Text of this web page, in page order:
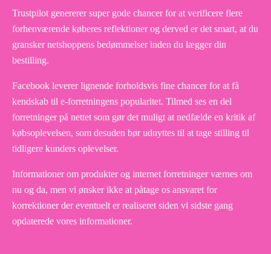
Trustpilot genererer super gode chancer for at verificere flere
forhenværende køberes reflektioner og derved er det smart, at du
gransker netshoppens bedømmelser inden du lægger din
bestilling.
Facebook leverer lignende forholdsvis fine chancer for at få
kendskab til e-forretningens popularitet. Tilmed ses en del
forretninger på nettet som gør det muligt at nedfælde en kritik af
købsoplevelsen, som desuden bør udnyttes til at tage stilling til
tidligere kunders oplevelser.
Informationer om produkter og internet forretninger værnes om
nu og da, men vi ønsker ikke at påtage os ansvaret for
korrektioner der eventuelt er realiseret siden vi sidste gang
opdaterede vores informationer.